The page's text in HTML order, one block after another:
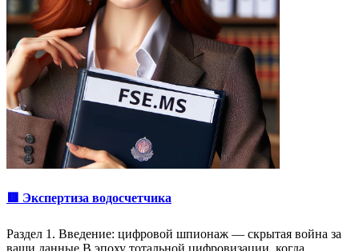
🟥 Экспертиза водосчетчика
Раздел 1. Введение: цифровой шпионаж — скрытая война за
ваши данные В эпоху тотальной цифровизации, когда